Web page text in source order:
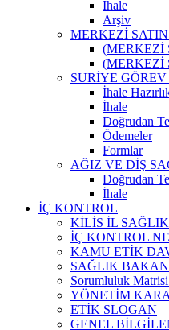
İhale
Arşiv
MERKEZİ
(MERKEZİ
(MERKEZİ
SURİYE
İhale
İhale
Doğrudan
Ödemeler
Formlar
AĞIZ VE DİŞ
Doğrudan
İhale
İÇ KONTROL
KİLİS İL
İÇ KONTROL
KAMU ETİK
SAĞLIK
Sorumluluk
YÖNETİM
ETİK SLOGAN
GENEL